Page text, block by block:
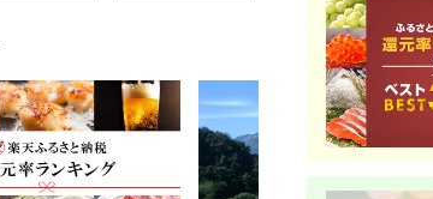
um40azo970037] 詰
め合わせ 先行予約 あ
まおう イチゴ 苺 フル
ーツ 果物 果実 甘い
あまい ふくや 辛子明
太子 めんたいこ